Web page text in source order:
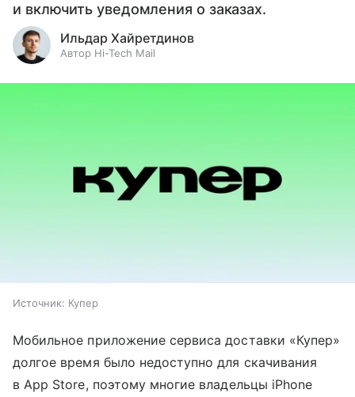
и включить уведомления о заказах.
Ильдар Хайретдинов
Автор Hi-Tech Mail
Источник: Купер
Мобильное приложение сервиса доставки «Купер»
долгое время было недоступно для скачивания
в App Store, поэтому многие владельцы iPhone